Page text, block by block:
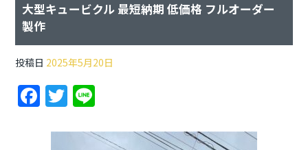
大型キュービクル 最短納期 低価格 フルオーダー
製作
投稿日 2025年5月20日
F
a
c
T
w
itte